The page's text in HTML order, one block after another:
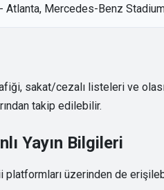
Atlanta, Mercedes-Benz
sakat/cezalı listeleri ve
takip edilebilir.
Yayın Bilgileri
üzerinden de